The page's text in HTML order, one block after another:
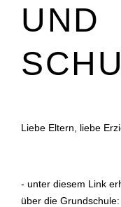
UND
Liebe Eltern, liebe
- unter diesem Link
über die Grundschule: